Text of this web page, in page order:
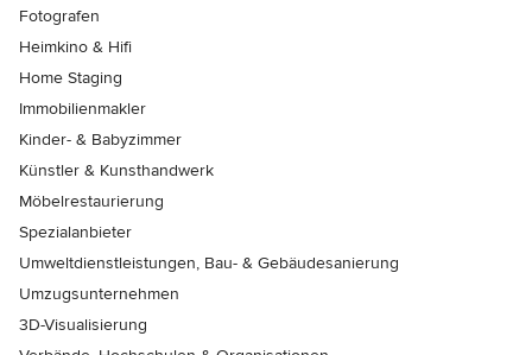
Fotografen
Heimkino & Hifi
Home Staging
Immobilienmakler
Kinder- & Babyzimmer
Künstler & Kunsthandwerk
Möbelrestaurierung
Spezialanbieter
Umweltdienstleistungen, Bau- & Gebäudesanierung
Umzugsunternehmen
3D-Visualisierung